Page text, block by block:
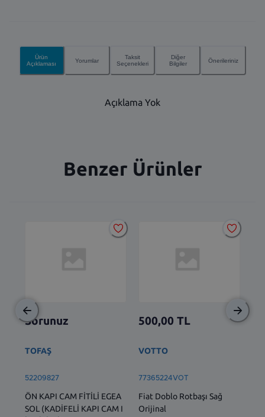
Ürün
Açıklaması
Yorumlar
Taksit
Seçenekleri
Diğer
Bilgiler
Önerileriniz
Açıklama Yok
Benzer Ürünler
Sorunuz
TOFAŞ
52209827
ÖN KAPI CAM FİTİLİ EGEA
SOL (KADİFELİ KAPI CAM I
500,00 TL
VOTTO
77365224VOT
Fiat Doblo Rotbaşı Sağ
Orijinal